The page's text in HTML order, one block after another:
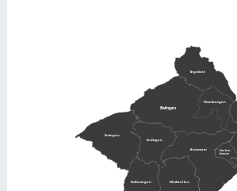
Engstlatt
Balingen
Erzingen
Endingen
Roßwangen Weilstellen
Frommern Stocken-
hausen
Heselwangen